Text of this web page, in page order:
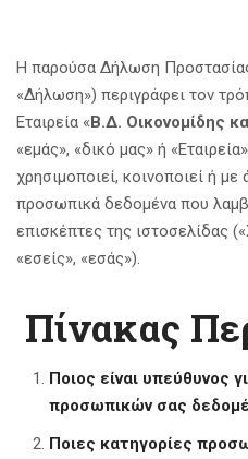
Η παρούσα Δήλωση
«Δήλωση») περιγράφει τον
Εταιρεία «Β.Δ. Οικονομίδης
«εμάς», «δικό μας» ή
χρησιμοποιεί, κοινοποιεί ή
προσωπικά δεδομένα που
επισκέπτες της ιστοσελίδας
«εσείς», «εσάς»).
Πίνακας
Ποιος είναι υπεύθυνος
προσωπικών σας
Ποιες κατηγορίες